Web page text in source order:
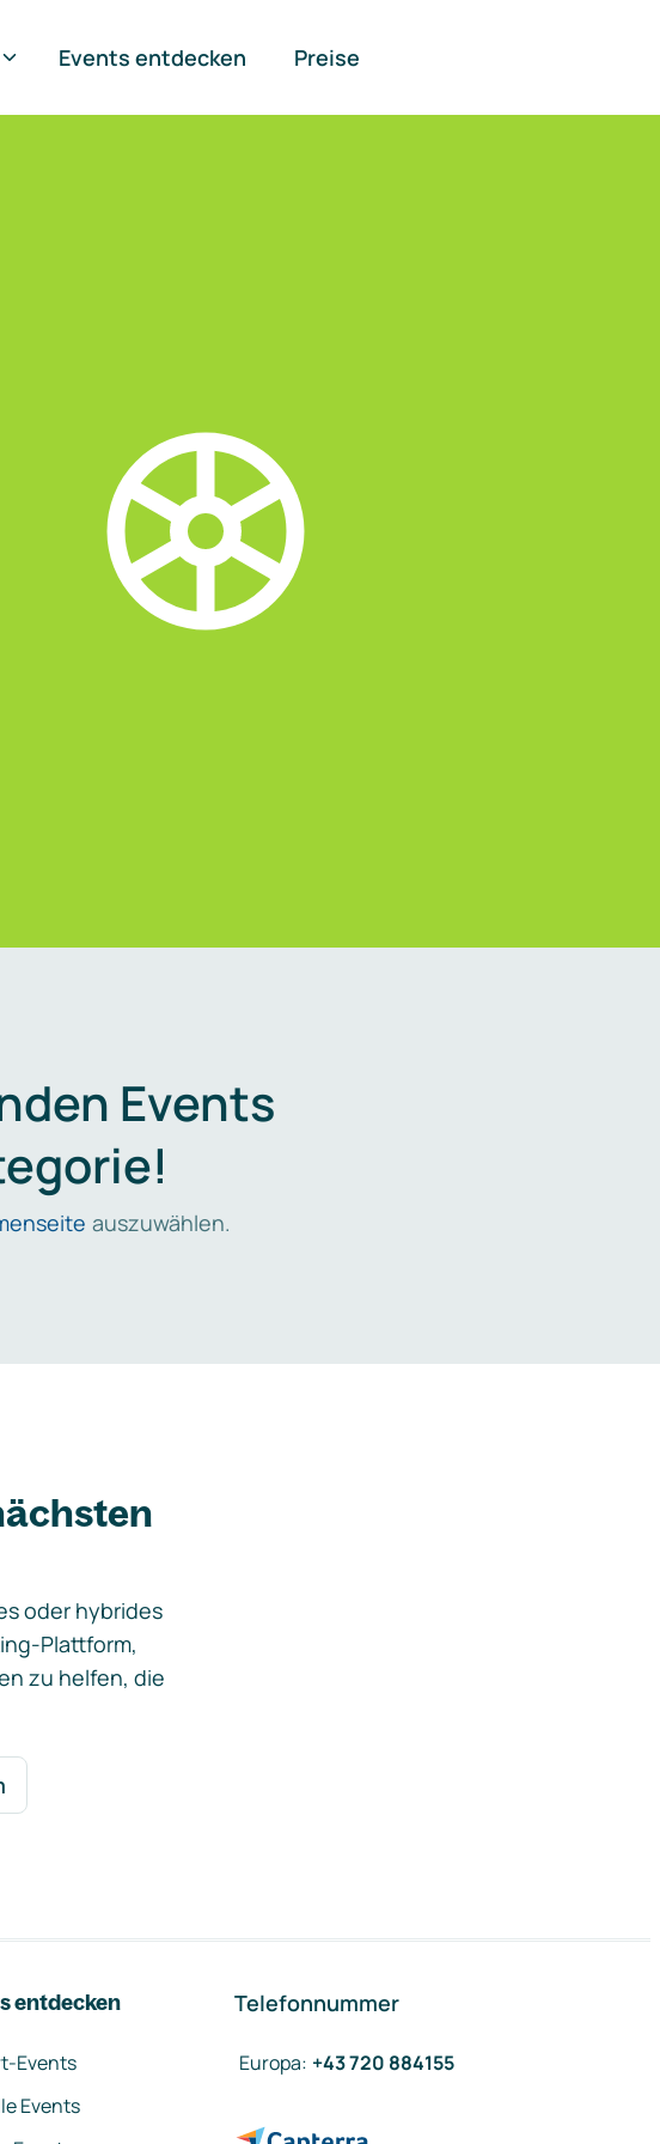
Events entdecken Preise
Events
auszuwählen.
oder hybrides
Plattform,
zu helfen, die
entdecken
Events
Events
Telefonnummer
Europa: +43 720 884155